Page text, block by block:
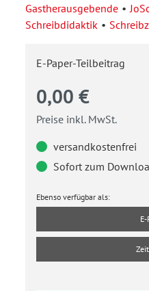
Gastherausgebende
Schreibdidaktik
E-Paper-Teilbeitrag
0,00 €
Preise inkl. MwSt.
versandkostenfrei
Sofort zum
Ebenso verfügbar als: